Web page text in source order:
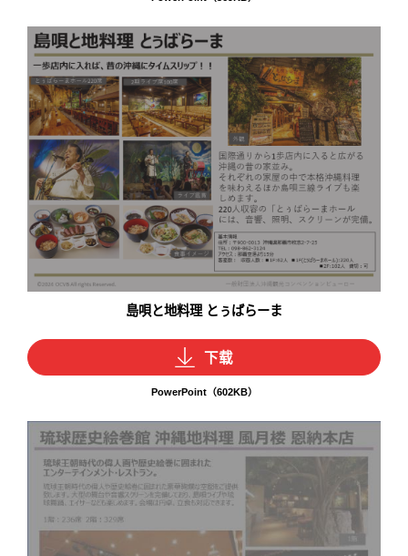
島唄と地料理 とぅばらーま
下载
PowerPoint（602KB）